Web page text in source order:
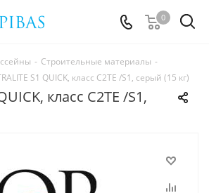
0
- Строительные материалы -
S1 QUICK, класс С2ТЕ /S1, серый (15 кг)
класс С2ТЕ /S1,